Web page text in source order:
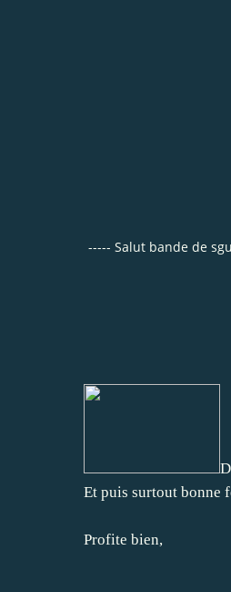
----- Salut bande de
Et puis surtout bonne
Profite bien,